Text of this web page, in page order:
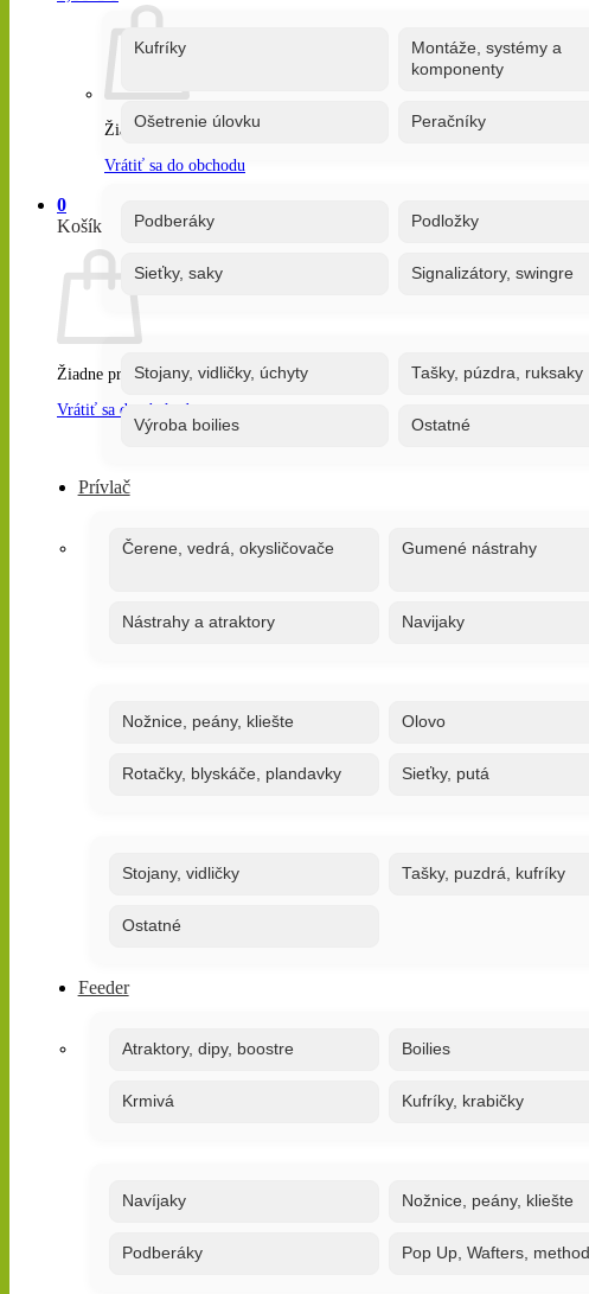
Žiadne produkty v košíku.
Vrátiť sa do obchodu
0
Košík
Žiadne produkty v košíku.
Vrátiť sa do obchodu
Kufríky
Montáže, systémy a
komponenty
Ošetrenie úlovku Peračníky
Podberáky Podložky
Sieťky, saky Signalizátory, swingre
Stojany, vidličky, úchyty Tašky, púzdra, ruksaky
Výroba boilies Ostatné
Prívlač
Čerene, vedrá, okysličovače Gumené nástrahy
Nástrahy a atraktory Navijaky
Nožnice, peány, kliešte Olovo
Rotačky, blyskáče, plandavky Sieťky, putá
Stojany, vidličky Tašky, puzdrá, kufríky
Ostatné
Feeder
Atraktory, dipy, boostre Boilies
Krmivá Kufríky, krabičky
Navíjaky Nožnice, peány, kliešte
Podberáky Pop Up, Wafters, method